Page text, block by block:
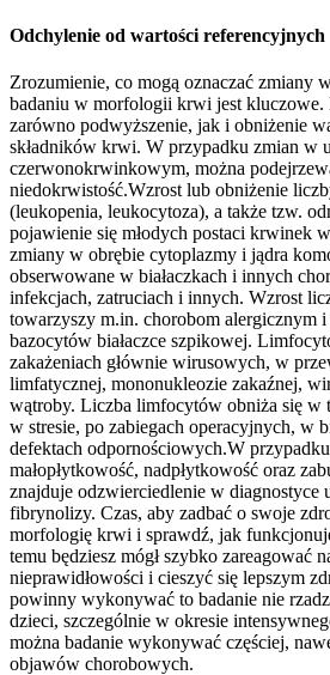
Odchylenie od wartości referencyjnych
Zrozumienie, co mogą oznaczać zmiany
badaniu w morfologii krwi jest kluczowe.
zarówno podwyższenie, jak i obniżenie
składników krwi. W przypadku zmian w
czerwonokrwinkowym, można
niedokrwistość.Wzrost lub obniżenie
(leukopenia, leukocytoza), a także tzw.
pojawienie się młodych postaci krwinek
zmiany w obrębie cytoplazmy i jądra
obserwowane w białaczkach i innych
infekcjach, zatruciach i innych. Wzrost
towarzyszy m.in. chorobom alergicznym i
bazocytów białaczce szpikowej.
zakażeniach głównie wirusowych, w
limfatycznej, mononukleozie zakaźnej,
wątroby. Liczba limfocytów obniża się w
w stresie, po zabiegach operacyjnych, w
defektach odpornościowych.W
małopłytkowość, nadpłytkowość oraz
znajduje odzwierciedlenie w diagnostyce
fibrynolizy. Czas, aby zadbać o swoje
morfologię krwi i sprawdź, jak
temu będziesz mógł szybko zareagować
nieprawidłowości i cieszyć się lepszym
powinny wykonywać to badanie nie
dzieci, szczególnie w okresie
można badanie wykonywać częściej,
objawów chorobowych.